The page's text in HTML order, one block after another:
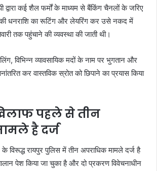
द्वारा कई शैल फर्मों के माध्यम से बैंकिंग चैनलों के जरिए
धनराशि का रूटिंग और लेयरिंग कर उसे नकद में
तक पहुंचाने की व्यवस्था की जाती थी।
विभिन्न व्यावसायिक मदों के नाम पर भुगतान और
कर वास्तविक स्रोत को छिपाने का प्रयास किया
पहले से तीन
है दर्ज
विरूद्ध रायपुर पुलिस में तीन अपराधिक मामले दर्ज है
पेश किया जा चुका है और दो प्रकरण विवेचनाधीन